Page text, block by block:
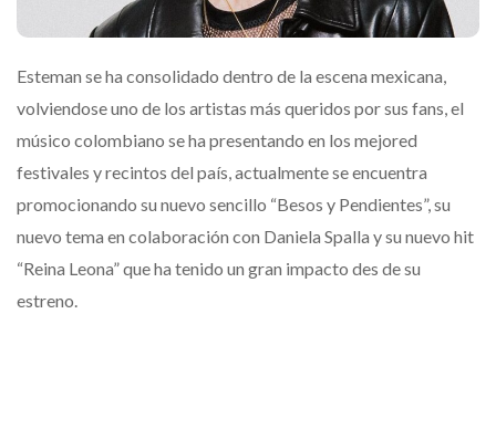
Esteman se ha consolidado dentro de la escena mexicana,
volviendose uno de los artistas más queridos por sus fans, el
músico colombiano se ha presentando en los mejored
festivales y recintos del país, actualmente se encuentra
promocionando su nuevo sencillo “Besos y Pendientes”, su
nuevo tema en colaboración con Daniela Spalla y su nuevo hit
“Reina Leona” que ha tenido un gran impacto des de su
estreno.